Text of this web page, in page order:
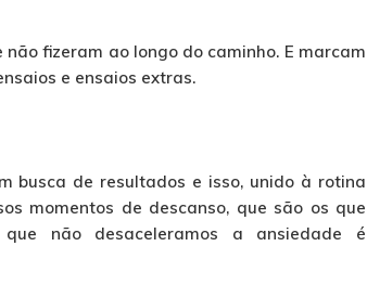
fizeram ao longo do caminho. E marcam
e ensaios extras.
busca de resultados e isso, unido à rotina
momentos de descanso, que são os que
não desaceleramos a ansiedade é